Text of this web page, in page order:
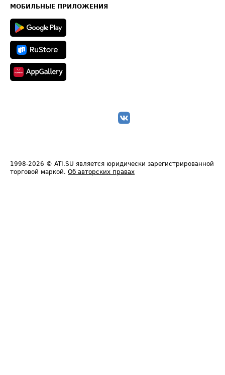
Техническая информация
МОБИЛЬНЫЕ ПРИЛОЖЕНИЯ
1998-2026 © ATI.SU является юридически зарегистрированной
торговой маркой. Об авторских правах